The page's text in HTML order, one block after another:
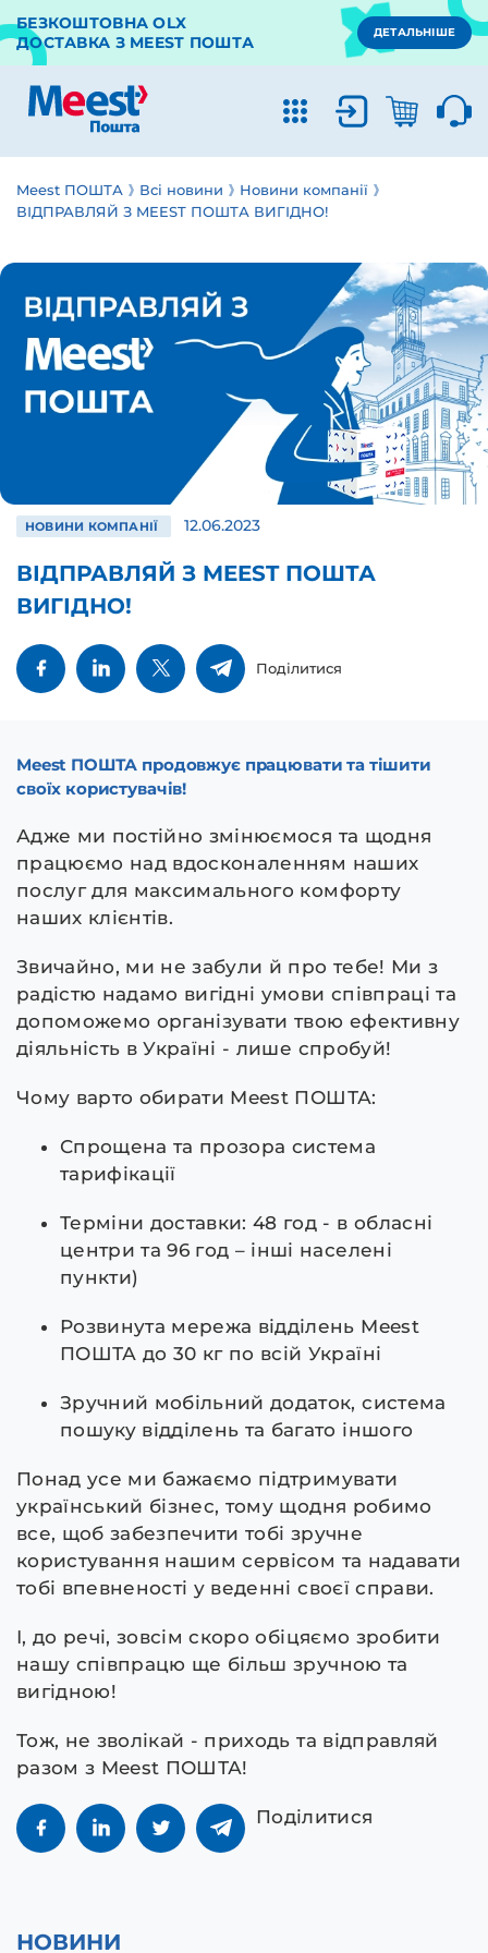
БЕЗКОШТОВНА OLX
ДОСТАВКА З MEEST ПОШТА
ДЕТАЛЬНІШЕ
Meest ПОШТА Всі новини
Новини компанії
ВІДПРАВЛЯЙ З MEEST ПОШТА ВИГІДНО!
НОВИНИ КОМПАНІЇ 12.06.2023
ВІДПРАВЛЯЙ З MEEST ПОШТА
ВИГІДНО!
Поділитися
Meest ПОШТА продовжує працювати та тішити
своїх користувачів!
Адже ми постійно змінюємося та щодня
працюємо над вдосконаленням наших
послуг для максимального комфорту
наших клієнтів.
Звичайно, ми не забули й про тебе! Ми з
радістю надамо вигідні умови співпраці та
допоможемо організувати твою ефективну
діяльність в Україні - лише спробуй!
Чому варто обирати Meest ПОШТА:
Спрощена та прозора система
тарифікації
Терміни доставки: 48 год - в обласні
центри та 96 год – інші населені
пункти)
Розвинута мережа відділень Meest
ПОШТА до 30 кг по всій Україні
Зручний мобільний додаток, система
пошуку відділень та багато іншого
Понад усе ми бажаємо підтримувати
український бізнес, тому щодня робимо
все, щоб забезпечити тобі зручне
користування нашим сервісом та надавати
тобі впевненості у веденні своєї справи.
І, до речі, зовсім скоро обіцяємо зробити
нашу співпрацю ще більш зручною та
вигідною!
Тож, не зволікай - приходь та відправляй
разом з Meest ПОШТА!
Поділитися
НОВИНИ